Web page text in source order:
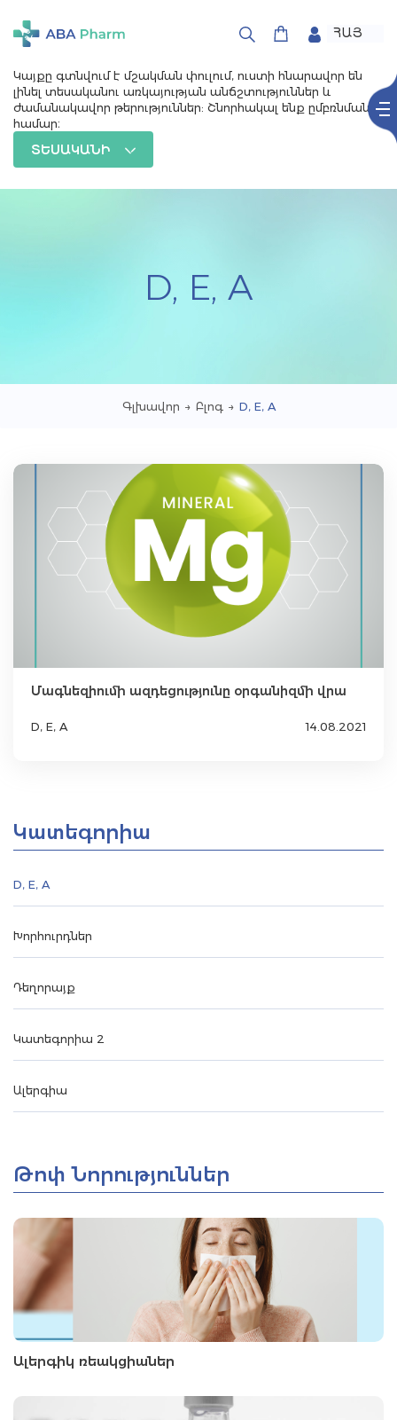
ՀԱՅ
Կայքը գտնվում է մշակման փուլում, ուստի հնարավոր են
լինել տեսականու առկայության անճշտություններ և
ժամանակավոր թերություններ: Շնորհակալ ենք ըմբռնման
համար։
ՏԵՍԱԿԱՆԻ
D, E, A
Գլխավոր → Բլոգ → D, E, A
Մագնեզիումի ազդեցությունը օրգանիզմի վրա
D, E, A 14.08.2021
Կատեգորիա
D, E, A
Խորհուրդներ
Դեղորայք
Կատեգորիա 2
Ալերգիա
Թոփ Նորություններ
Ալերգիկ ռեակցիաներ